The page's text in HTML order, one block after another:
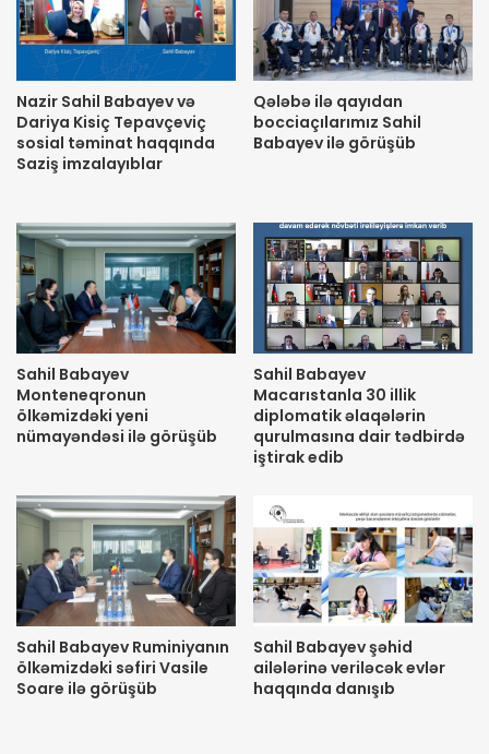
Nazir Sahil Babayev və
Dariya Kisiç Tepavçeviç
sosial təminat haqqında
Saziş imzalayıblar
Qələbə ilə qayıdan
bocciaçılarımız Sahil
Babayev ilə görüşüb
Sahil Babayev
Monteneqronun
ölkəmizdəki yeni
nümayəndəsi ilə görüşüb
Sahil Babayev
Macarıstanla 30 illik
diplomatik əlaqələrin
qurulmasına dair tədbirdə
iştirak edib
Sahil Babayev Ruminiyanın
ölkəmizdəki səfiri Vasile
Soare ilə görüşüb
Sahil Babayev şəhid
ailələrinə veriləcək evlər
haqqında danışıb